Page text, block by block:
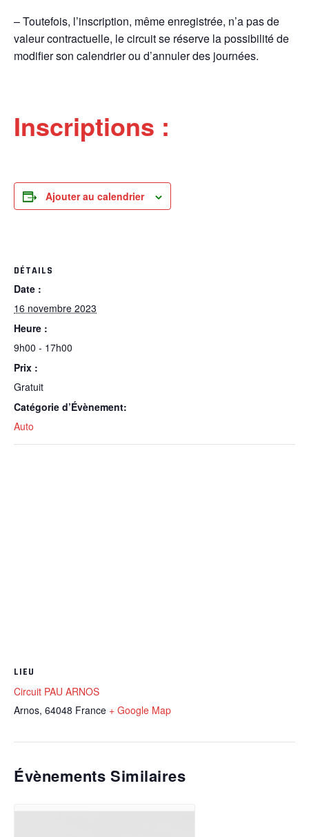
– Toutefois, l’inscription, même enregistrée, n’a pas de
valeur contractuelle, le circuit se réserve la possibilité de
modifier son calendrier ou d’annuler des journées.
Inscriptions :
Ajouter au calendrier
DÉTAILS
Date :
16 novembre 2023
Heure :
9h00 - 17h00
Prix :
Gratuit
Catégorie d’Évènement:
Auto
LIEU
Circuit PAU ARNOS
Arnos, 64048 France + Google Map
Évènements Similaires